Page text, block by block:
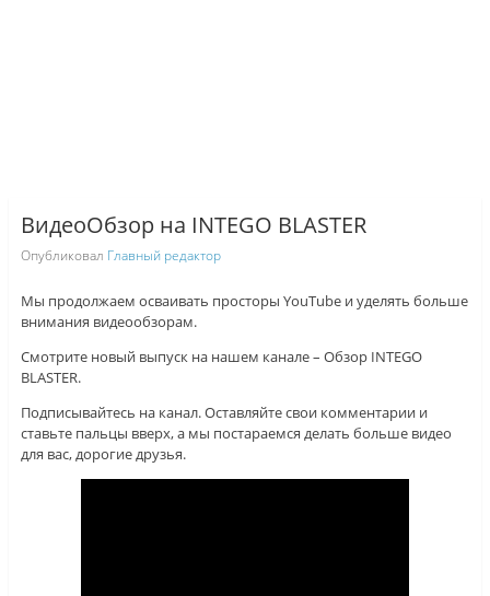
ВидеоОбзор на INTEGO BLASTER
Опубликовал Главный редактор
Мы продолжаем осваивать просторы YouTube и уделять больше
внимания видеообзорам.
Смотрите новый выпуск на нашем канале – Обзор INTEGO
BLASTER.
Подписывайтесь на канал. Оставляйте свои комментарии и
ставьте пальцы вверх, а мы постараемся делать больше видео
для вас, дорогие друзья.